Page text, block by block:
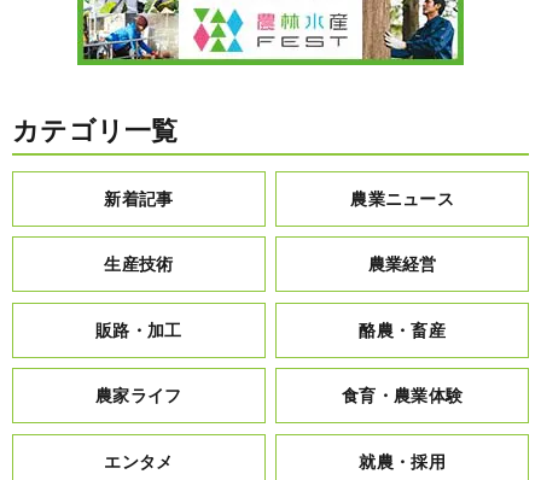
カテゴリ一覧
新着記事 農業ニュース
生産技術 農業経営
販路・加工 酪農・畜産
農家ライフ 食育・農業体験
エンタメ 就農・採用